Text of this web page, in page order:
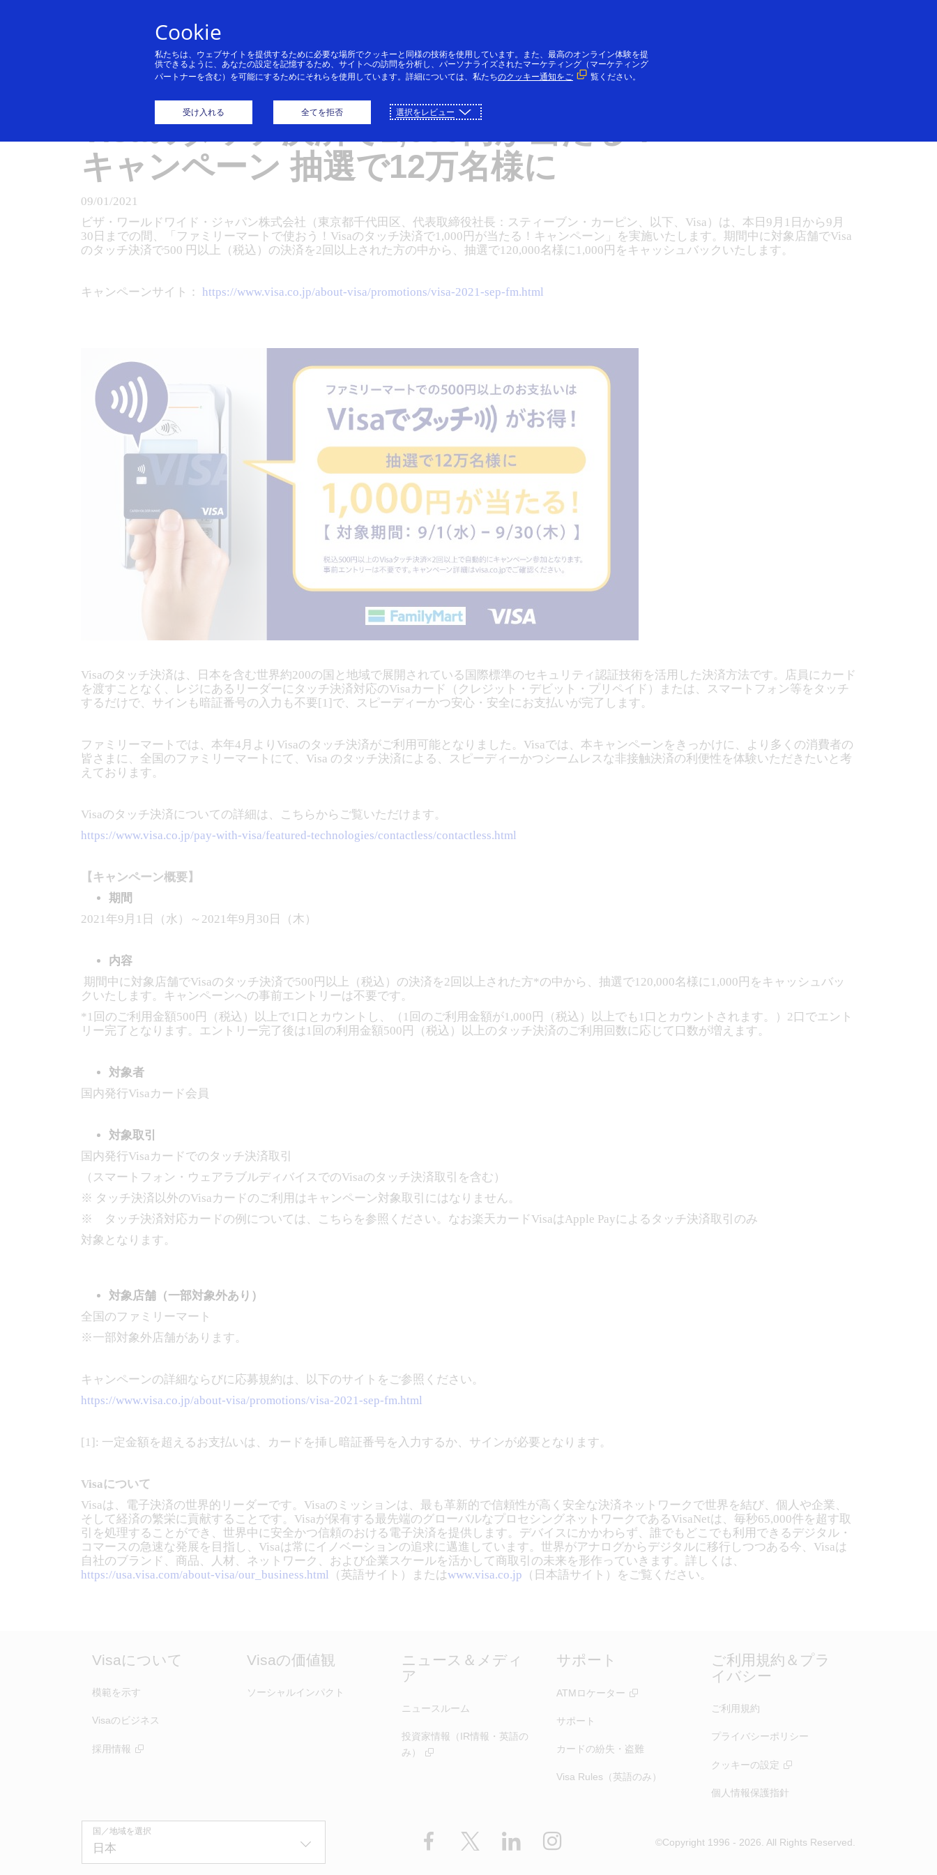
個人のお客様 法人・個人事業主のお客様 VISAができること
ファミリーマートで使おう！
Visaのタッチ決済で1,000円が当たる！
キャンペーン 抽選で12万名様に
09/01/2021
ビザ・ワールドワイド・ジャパン株式会社（東京都千代田区、代表取締役社長：スティーブン・カーピン、以下、Visa）は、本日9月1日から9月
30日までの間、「ファミリーマートで使おう！Visaのタッチ決済で1,000円が当たる！キャンペーン」を実施いたします。期間中に対象店舗でVisa
のタッチ決済で500 円以上（税込）の決済を2回以上された方の中から、抽選で120,000名様に1,000円をキャッシュバックいたします。
キャンペーンサイト： https://www.visa.co.jp/about-visa/promotions/visa-2021-sep-fm.html
Visaのタッチ決済は、日本を含む世界約200の国と地域で展開されている国際標準のセキュリティ認証技術を活用した決済方法です。店員にカード
を渡すことなく、レジにあるリーダーにタッチ決済対応のVisaカード（クレジット・デビット・プリペイド）または、スマートフォン等をタッチ
するだけで、サインも暗証番号の入力も不要[1]で、スピーディーかつ安心・安全にお支払いが完了します。
ファミリーマートでは、本年4月よりVisaのタッチ決済がご利用可能となりました。Visaでは、本キャンペーンをきっかけに、より多くの消費者の
皆さまに、全国のファミリーマートにて、Visa のタッチ決済による、スピーディーかつシームレスな非接触決済の利便性を体験いただきたいと考
えております。
Visaのタッチ決済についての詳細は、こちらからご覧いただけます。
https://www.visa.co.jp/pay-with-visa/featured-technologies/contactless/contactless.html
【キャンペーン概要】
期間
2021年9月1日（水）～2021年9月30日（木）
内容
期間中に対象店舗でVisaのタッチ決済で500円以上（税込）の決済を2回以上された方*の中から、抽選で120,000名様に1,000円をキャッシュバッ
クいたします。キャンペーンへの事前エントリーは不要です。
*1回のご利用金額500円（税込）以上で1口とカウントし、（1回のご利用金額が1,000円（税込）以上でも1口とカウントされます。）2口でエント
リー完了となります。エントリー完了後は1回の利用金額500円（税込）以上のタッチ決済のご利用回数に応じて口数が増えます。
対象者
国内発行Visaカード会員
対象取引
国内発行Visaカードでのタッチ決済取引
（スマートフォン・ウェアラブルディバイスでのVisaのタッチ決済取引を含む）
※ タッチ決済以外のVisaカードのご利用はキャンペーン対象取引にはなりません。
※ タッチ決済対応カードの例については、こちらを参照ください。なお楽天カードVisaはApple Payによるタッチ決済取引のみ
対象となります。
対象店舗（一部対象外あり）
全国のファミリーマート
※一部対象外店舗があります。
キャンペーンの詳細ならびに応募規約は、以下のサイトをご参照ください。
https://www.visa.co.jp/about-visa/promotions/visa-2021-sep-fm.html
[1]: 一定金額を超えるお支払いは、カードを挿し暗証番号を入力するか、サインが必要となります。
Visaについて
Visaは、電子決済の世界的リーダーです。Visaのミッションは、最も革新的で信頼性が高く安全な決済ネットワークで世界を結び、個人や企業、
そして経済の繁栄に貢献することです。Visaが保有する最先端のグローバルなプロセシングネットワークであるVisaNetは、毎秒65,000件を超す取
引を処理することができ、世界中に安全かつ信頼のおける電子決済を提供します。デバイスにかかわらず、誰でもどこでも利用できるデジタル・
コマースの急速な発展を目指し、Visaは常にイノベーションの追求に邁進しています。世界がアナログからデジタルに移行しつつある今、Visaは
自社のブランド、商品、人材、ネットワーク、および企業スケールを活かして商取引の未来を形作っていきます。詳しくは、
https://usa.visa.com/about-visa/our_business.html （英語サイト）またはwww.visa.co.jp （日本語サイト）をご覧ください。
Visaについて
模範を示す
Visaのビジネス
採用情報
Visaの価値観
ソーシャルインパクト
ニュース＆メディ
ア
ニュースルーム
投資家情報（IR情報・英語の
み）
サポート
ATMロケーター
サポート
カードの紛失・盗難
Visa Rules（英語のみ）
ご利用規約＆プラ
イバシー
ご利用規約
プライバシーポリシー
クッキーの設定
個人情報保護指針
国／地域を選択 Facebook LinkedIn ©Copyright 1996 - 2026. All Rights Reserved.
Cookie
私たちは、ウェブサイトを提供するために必要な場所でクッキーと同様の技術を使用しています。また、最高のオンライン体験を提
供できるように、あなたの設定を記憶するため、サイトへの訪問を分析し、パーソナライズされたマーケティング（マーケティング
パートナーを含む）を可能にするためにそれらを使用しています。詳細については、私たちのクッキー通知をご 覧ください。
受け入れる 全てを拒否 選択をレビュー